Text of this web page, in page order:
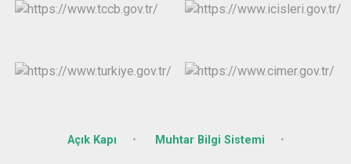
Açık Kapı Muhtar Bilgi Sistemi